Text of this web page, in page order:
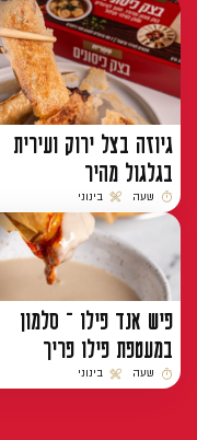
גיוזה בצל ירוק ועירית
בגלגול מהיר
זמן הכנה
שעה
רמת קושי
בינוני
פיש אנד פילו – סלמון
במעטפת פילו פריך
זמן הכנה
שעה
רמת קושי
בינוני